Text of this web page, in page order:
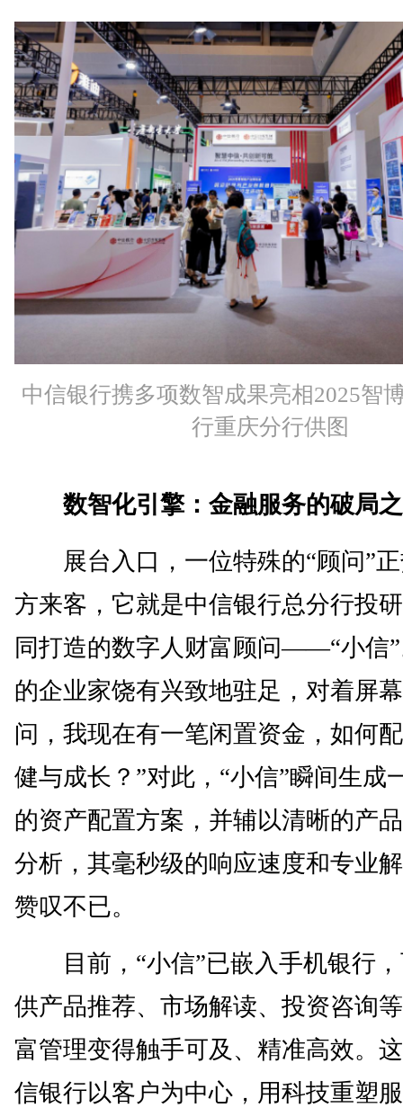
中信银行携多项数智成果亮相2025智
行重庆分行供图
数智化引擎：金融服务的破局
展台入口，一位特殊的“顾问”正
方来客，它就是中信银行总分行投
同打造的数字人财富顾问——“小信
的企业家饶有兴致地驻足，对着屏
问，我现在有一笔闲置资金，如何
健与成长？”对此，“小信”瞬间生成
的资产配置方案，并辅以清晰的产
分析，其毫秒级的响应速度和专业
赞叹不已。
目前，“小信”已嵌入手机银行，
供产品推荐、市场解读、投资咨询
富管理变得触手可及、精准高效。
信银行以客户为中心，用科技重塑